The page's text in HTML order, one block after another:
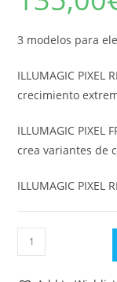
3 modelos para
ILLUMAGIC PIXEL
crecimiento
ILLUMAGIC PIXEL
crea variantes de
ILLUMAGIC PIXEL
ILLUMAGIC
PIXEL